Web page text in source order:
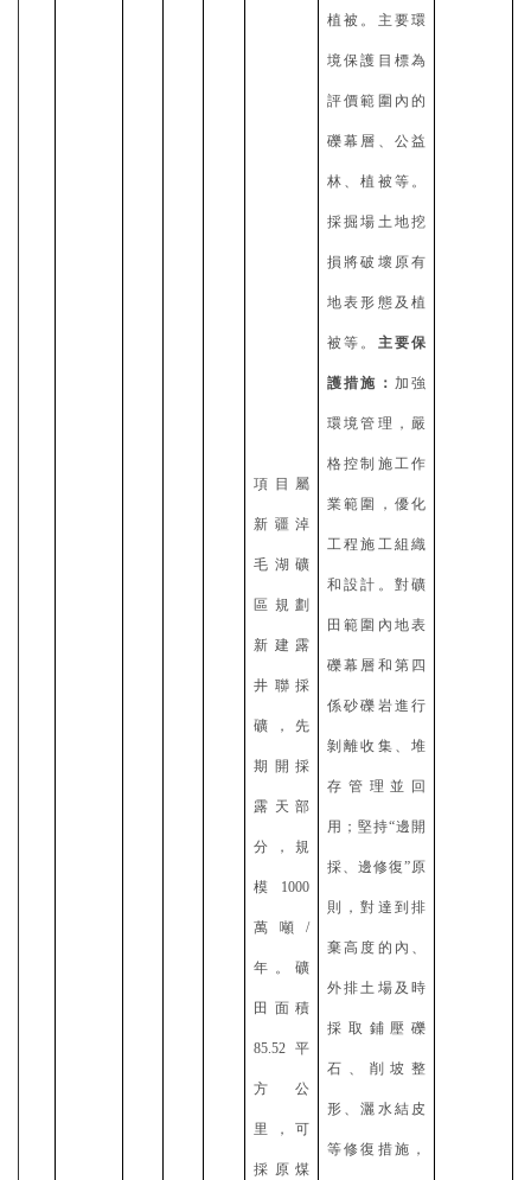
項目屬
新疆淖
毛湖礦
區規劃
新建露
井聯採
礦，先
期開採
露天部
分，規
模 1000
萬噸/
年。礦
田面積
85.52平
方公
里，可
採原煤
植被。主要環
境保護目標為
評價範圍內的
礫幕層、公益
林、植被等。
採掘場土地挖
損將破壞原有
地表形態及植
被等。 主要保
護措施： 加強
環境管理，嚴
格控制施工作
業範圍，優化
工程施工組織
和設計。對礦
田範圍內地表
礫幕層和第四
係砂礫岩進行
剝離收集、堆
存管理並回
用；堅持“邊開
採、邊修復”原
則，對達到排
棄高度的內、
外排土場及時
採取鋪壓礫
石、削坡整
形、灑水結皮
等修復措施，